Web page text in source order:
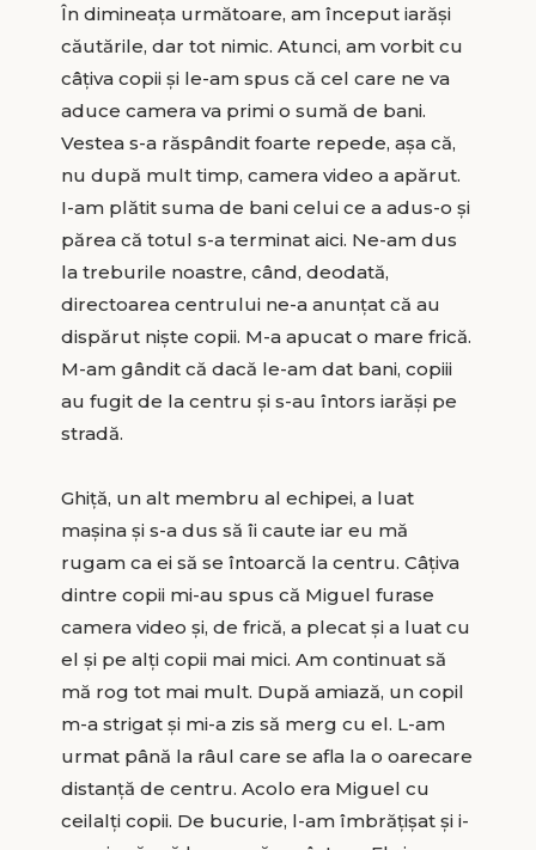
În dimineața următoare, am început iarăși
căutările, dar tot nimic. Atunci, am vorbit cu
câțiva copii și le-am spus că cel care ne va
aduce camera va primi o sumă de bani.
Vestea s-a răspândit foarte repede, așa că,
nu după mult timp, camera video a apărut.
I-am plătit suma de bani celui ce a adus-o și
părea că totul s-a terminat aici. Ne-am dus
la treburile noastre, când, deodată,
directoarea centrului ne-a anunțat că au
dispărut niște copii. M-a apucat o mare frică.
M-am gândit că dacă le-am dat bani, copiii
au fugit de la centru și s-au întors iarăși pe
stradă.
Ghiță, un alt membru al echipei, a luat
mașina și s-a dus să îi caute iar eu mă
rugam ca ei să se întoarcă la centru. Câțiva
dintre copii mi-au spus că Miguel furase
camera video și, de frică, a plecat și a luat cu
el și pe alți copii mai mici. Am continuat să
mă rog tot mai mult. După amiază, un copil
m-a strigat și mi-a zis să merg cu el. L-am
urmat până la râul care se afla la o oarecare
distanță de centru. Acolo era Miguel cu
ceilalți copii. De bucurie, l-am îmbrățișat și i-